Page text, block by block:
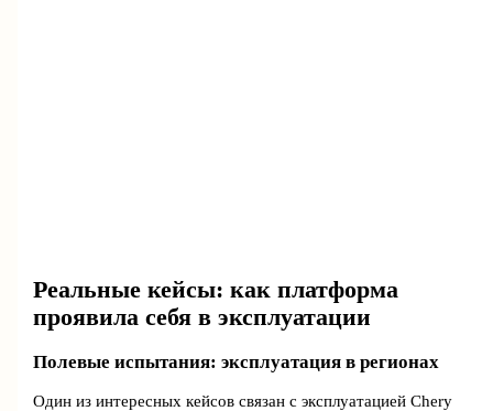
Реальные кейсы: как платформа
проявила себя в эксплуатации
Полевые испытания: эксплуатация в регионах
Один из интересных кейсов связан с эксплуатацией Chery